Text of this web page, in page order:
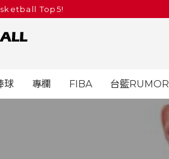
Top5!
球 專欄 FIBA 台籃RUMOR